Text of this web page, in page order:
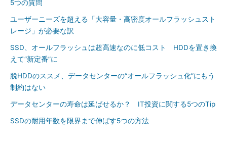
5つの質問
ユーザーニーズを超える「大容量・高密度オールフラッシュスト
レージ」が必要な訳
SSD、オールフラッシュは超高速なのに低コスト HDDを置き換
えて“新定番”に
脱HDDのススメ、データセンターの“オールフラッシュ化”にもう
制約はない
データセンターの寿命は延ばせるか？ IT投資に関する5つのTip
SSDの耐用年数を限界まで伸ばす5つの方法